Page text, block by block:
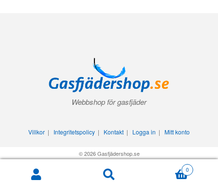
0
Webbshop för gasfjäder
Villkor | Integritetspolicy | Kontakt | Logga in | Mitt konto
© 2026 Gasfjädershop.se